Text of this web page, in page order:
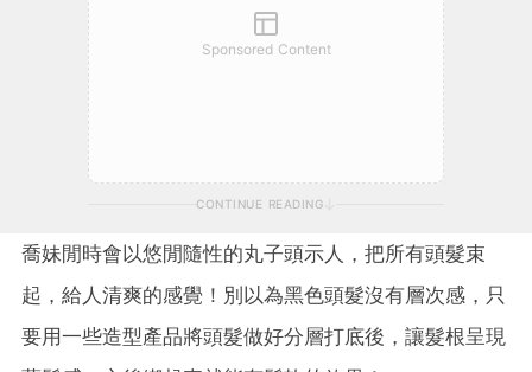
Sponsored Content
CONTINUE READING
喬妹閒時會以悠閒隨性的丸子頭示人，把所有頭髮束
起，給人清爽的感覺！別以為黑色頭髮沒有層次感，只
要用一些造型產品將頭髮做好分層打底後，讓髮根呈現